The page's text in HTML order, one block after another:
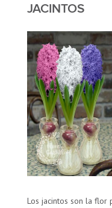
JACINTOS
Los jacintos son la